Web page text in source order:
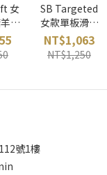
女
毛
桃)
利
SB Targeted
女款單板滑雪
襪 (蜂蜜黃)
smartwool
美國
NT$1,063
NT$1,250
號1樓